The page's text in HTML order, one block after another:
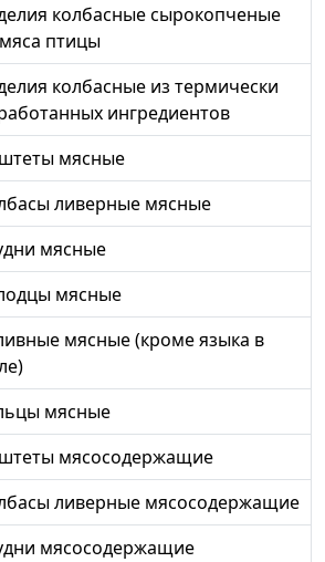
колбасные сырокопченые
птицы
колбасные из термически
ингредиентов
мясные
ливерные мясные
мясные
мясные
мясные (кроме языка в
мясные
мясосодержащие
ливерные мясосодержащие
мясосодержащие